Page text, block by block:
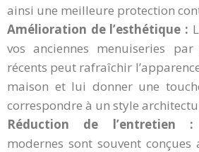
ainsi une meilleure protection
Amélioration de l’esthétique :
vos anciennes menuiseries
récents peut rafraîchir
maison et lui donner une
correspondre à un style
Réduction de l’entretien :
modernes sont souvent